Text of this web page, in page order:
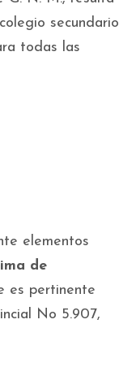
secundario
todas las
elementos
de
es pertinente
No 5.907,